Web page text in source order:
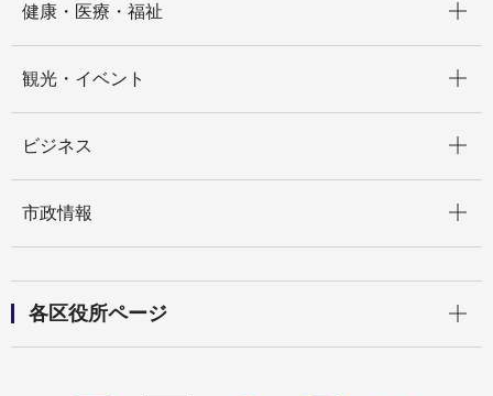
健康・医療・福祉
観光・イベント
ビジネス
市政情報
各区役所ページ